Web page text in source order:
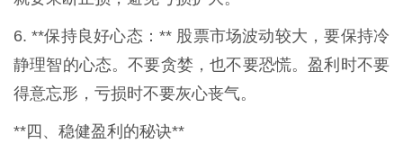
6. **保持良好心态：** 股票市场波动较大，要保持冷
静理智的心态。不要贪婪，也不要恐慌。盈利时不要
得意忘形，亏损时不要灰心丧气。
**四、稳健盈利的秘诀**